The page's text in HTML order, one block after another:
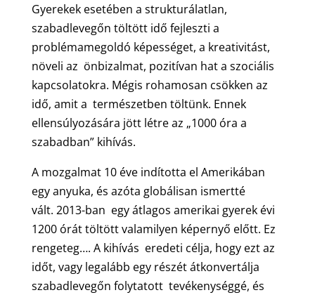
Gyerekek esetében a strukturálatlan,
szabadlevegőn töltött idő fejleszti a
problémamegoldó képességet, a kreativitást,
növeli az önbizalmat, pozitívan hat a szociális
kapcsolatokra. Mégis rohamosan csökken az
idő, amit a természetben töltünk. Ennek
ellensúlyozására jött létre az „1000 óra a
szabadban” kihívás.
A mozgalmat 10 éve indította el Amerikában
egy anyuka, és azóta globálisan ismertté
vált. 2013-ban egy átlagos amerikai gyerek évi
1200 órát töltött valamilyen képernyő előtt. Ez
rengeteg…. A kihívás eredeti célja, hogy ezt az
időt, vagy legalább egy részét átkonvertálja
szabadlevegőn folytatott tevékenységgé, és